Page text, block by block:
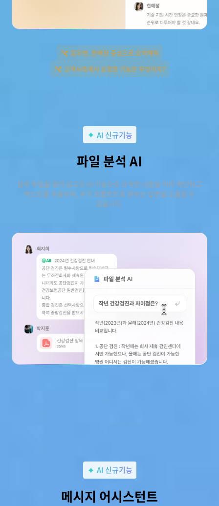
임우현, 한혜정 중심으로 요약해줘
고객사측에서 요청한 기능은 무엇이지?
AI 신규기능
파일 분석 AI
첨부 파일을 열지 않고도 AI 기능으로 요약된 내용을 미리 확인하고
텍스트를 추출하며, 추가 프롬프트로 원하는 답변을 도출할 수
있습니다.
AI 신규기능
메시지 어시스턴트